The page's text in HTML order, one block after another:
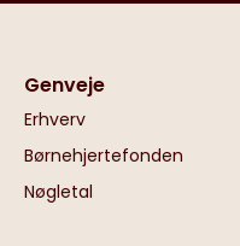
Genveje
Erhverv
Børnehjertefonden
Nøgletal